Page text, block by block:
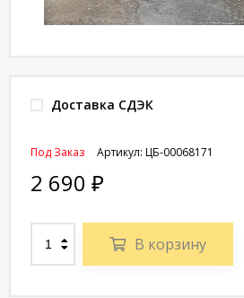
Доставка СДЭК
Артикул: ЦБ-00068171
Под Заказ
2 690 ₽
В корзину